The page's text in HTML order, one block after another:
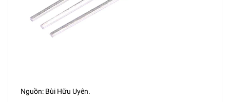
Nguồn: Bùi Hữu Uyên.